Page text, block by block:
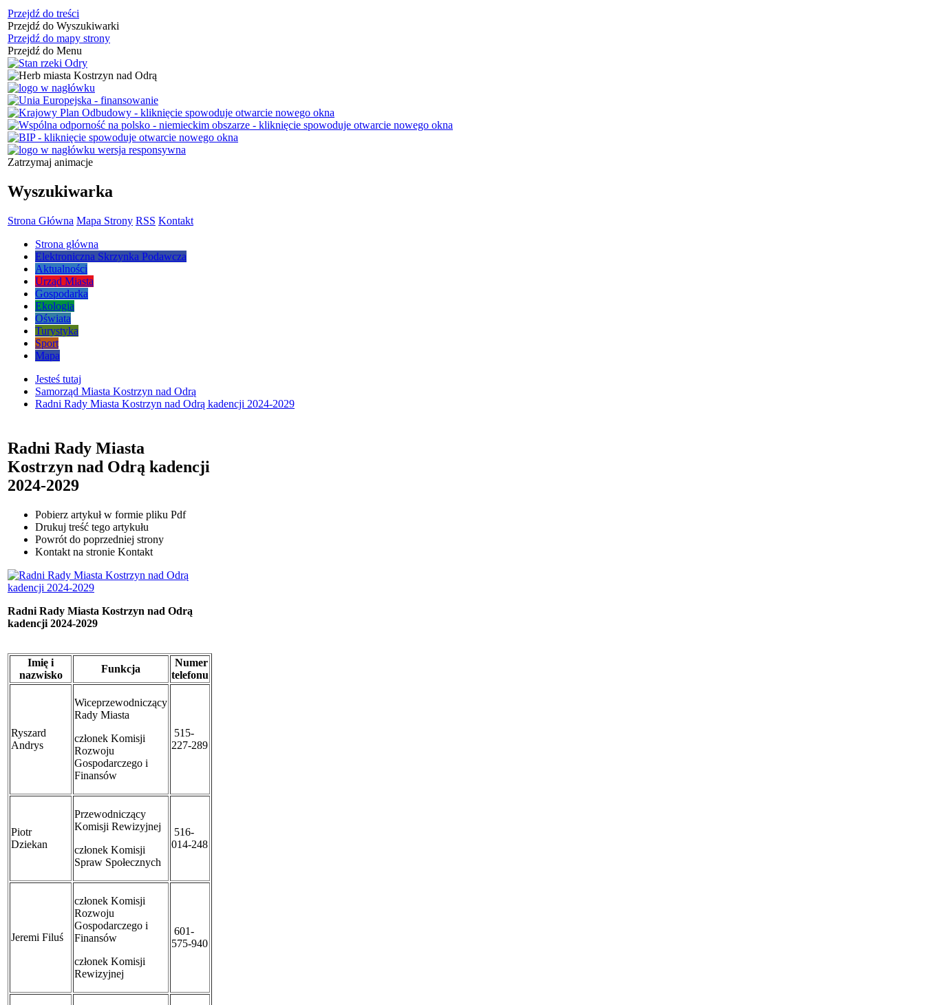
Przejdź do treści
Przejdź do Wyszukiwarki
Przejdź do mapy strony
Przejdź do Menu
Zatrzymaj animacje
Wyszukiwarka
Strona Główna Mapa Strony RSS Kontakt
Strona główna
Elektroniczna Skrzynka Podawcza
Aktualności
Urząd Miasta
Gospodarka
Ekologia
Oświata
Turystyka
Sport
Mapa
Jesteś tutaj
Samorząd Miasta Kostrzyn nad Odrą
Radni Rady Miasta Kostrzyn nad Odrą kadencji 2024-2029
Radni Rady Miasta
Kostrzyn nad Odrą kadencji
2024-2029
Pobierz artykuł w formie pliku Pdf
Drukuj treść tego artykułu
Powrót do poprzedniej strony
Kontakt na stronie Kontakt
Radni Rady Miasta Kostrzyn nad Odrą
kadencji 2024-2029
Imię i
nazwisko
Funkcja
Numer
telefonu
Ryszard
Andrys
Wiceprzewodniczący
Rady Miasta
członek Komisji
Rozwoju
Gospodarczego i
Finansów
515-
227-289
Piotr
Dziekan
Przewodniczący
Komisji Rewizyjnej
członek Komisji
Spraw Społecznych
516-
014-248
Jeremi Filuś
członek Komisji
Rozwoju
Gospodarczego i
Finansów
członek Komisji
Rewizyjnej
601-
575-940